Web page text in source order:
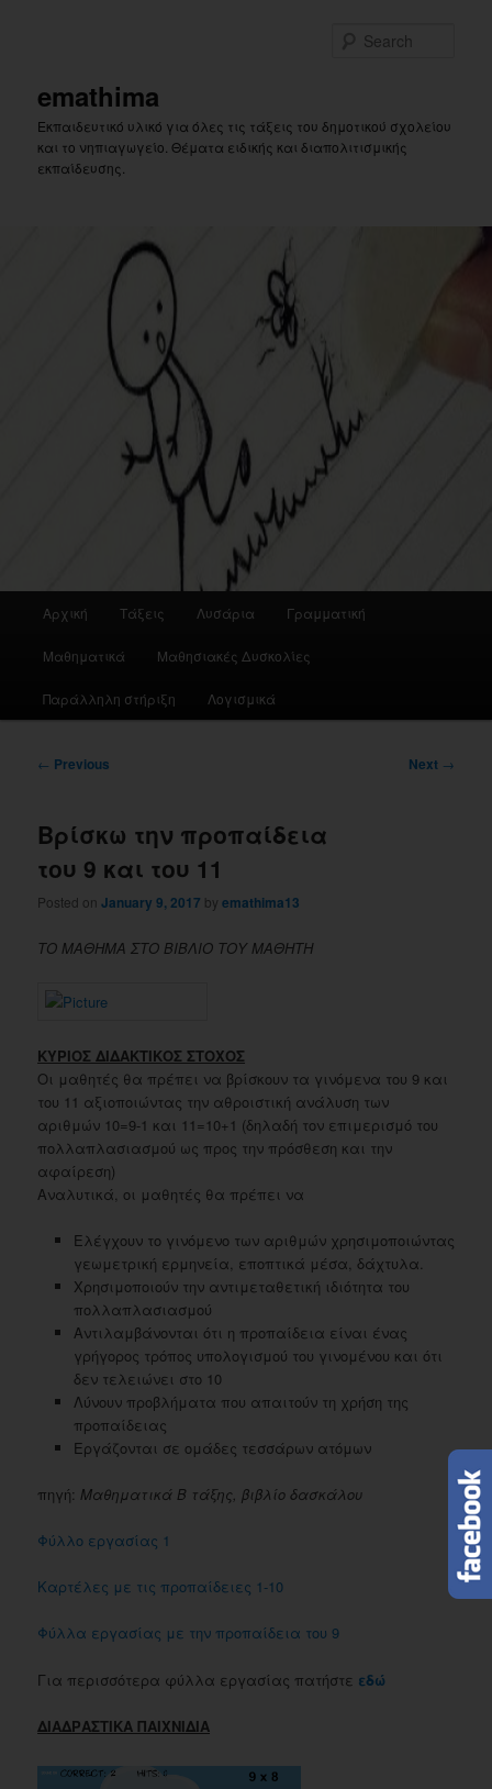
emathima
Εκπαιδευτικό υλικό για όλες τις τάξεις του δημοτικού σχολείου
και το νηπιαγωγείο. Θέματα ειδικής και διαπολιτισμικής
εκπαίδευσης.
Αρχική Τάξεις Λυσάρια Γραμματική
Μαθηματικά Μαθησιακές Δυσκολίες
Παράλληλη στήριξη Λογισμικά
Post
← Previous Next →
Βρίσκω την προπαίδεια
του 9 και του 11
Posted onJanuary 9, 2017 byemathima13
ΤΟ ΜΑΘΗΜΑ ΣΤΟ ΒΙΒΛΙΟ ΤΟΥ ΜΑΘΗΤΗ
ΚΥΡΙΟΣ ΔΙΔΑΚΤΙΚΟΣ ΣΤΟΧΟΣ
Οι μαθητές θα πρέπει να βρίσκουν τα γινόμενα του 9 και
του 11 αξιοποιώντας την αθροιστική ανάλυση των
αριθμών 10=9-1 και 11=10+1 (δηλαδή τον επιμερισμό του
πολλαπλασιασμού ως προς την πρόσθεση και την
αφαίρεση)
Αναλυτικά, οι μαθητές θα πρέπει να
Ελέγχουν το γινόμενο των αριθμών χρησιμοποιώντας
γεωμετρική ερμηνεία, εποπτικά μέσα, δάχτυλα.
Χρησιμοποιούν την αντιμεταθετική ιδιότητα του
πολλαπλασιασμού
Αντιλαμβάνονται ότι η προπαίδεια είναι ένας
γρήγορος τρόπος υπολογισμού του γινομένου και ότι
δεν τελειώνει στο 10
Λύνουν προβλήματα που απαιτούν τη χρήση της
προπαίδειας
Εργάζονται σε ομάδες τεσσάρων ατόμων
πηγή:Μαθηματικά Β τάξης, βιβλίο δασκάλου
Φύλλο εργασίας 1
Καρτέλες με τις προπαίδειες 1-10
Φύλλα εργασίας με την προπαίδεια του 9
Για περισσότερα φύλλα εργασίας πατήστε εδώ
ΔΙΑΔΡΑΣΤΙΚΑ ΠΑΙΧΝΙΔΙΑ